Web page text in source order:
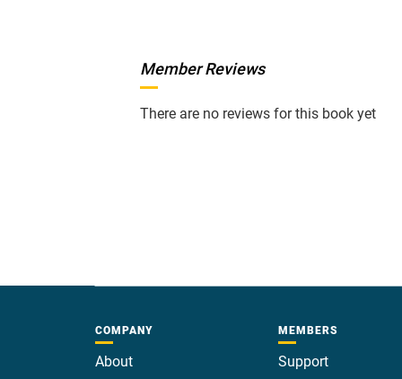
Member Reviews
There are no reviews for this book yet
COMPANY
About
MEMBERS
Support